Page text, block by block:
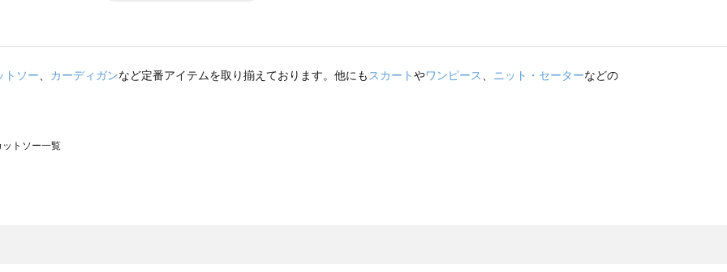
トソー カーディガンなど定番アイテムを取り揃えております。他にも スカートやワンピース ニット・セーターなどの
トソー一覧